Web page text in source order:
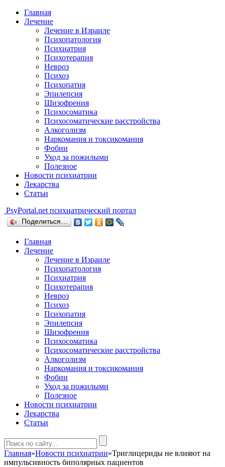
Главная
Лечение
Лечение в Израиле
Психопатология
Психиатрия
Психотерапия
Невроз
Психоз
Психопатия
Эпилепсия
Шизофрения
Психосоматика
Психосоматические расстройства
Алкоголизм
Наркомания и токсикомания
Фобии
Уход за пожилыми
Полезное
Новости психиатрии
Лекарства
Статьи
PsyPortal.net психиатрический портал
Поделиться…
Главная
Лечение
Лечение в Израиле
Психопатология
Психиатрия
Психотерапия
Невроз
Психоз
Психопатия
Эпилепсия
Шизофрения
Психосоматика
Психосоматические расстройства
Алкоголизм
Наркомания и токсикомания
Фобии
Уход за пожилыми
Полезное
Новости психиатрии
Лекарства
Статьи
Главная»Новости психиатрии»Триглицериды не влияют на
импульсивность биполярных пациентов